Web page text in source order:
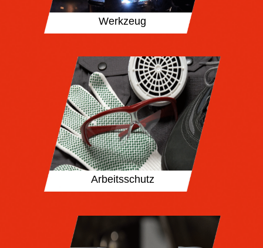
Werkzeug
Arbeitsschutz